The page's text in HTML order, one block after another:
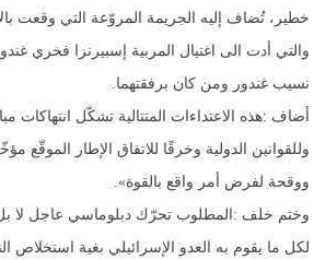
خطير، تُضاف إليه الجريمة المروّعة التي وقعت
والتي أدت الى اغتيال المربية إسبيرنزا فخري
نسيب غندور ومن كان برفقتهما.
أضاف :هذه الاعتداءات المتتالية تشكّل انتهاكات
وللقوانين الدولية وخرقًا للاتفاق الإطار الموقّع
ووقحة لفرض أمر واقع بالقوة».
وختم خلف :المطلوب تحرّك دبلوماسي عاجل لا
لكل ما يقوم به العدو الإسرائيلي بغية استخلاص